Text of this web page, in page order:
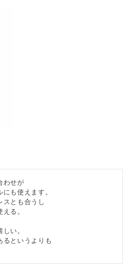
わせが
も使えます。
スとも合うし
る。
い。
るというよりも